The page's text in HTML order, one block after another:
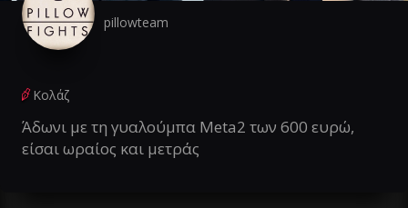
pillowteam
Κολάζ
Άδωνι με τη γυαλούμπα Meta2 των 600 ευρώ,
είσαι ωραίος και μετράς